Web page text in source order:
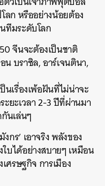
ลก หรืออย่างน้อยต้อง
ทีมระดับโลก
จีนจะต้องเป็นชาติ
บราซิล, อาร์เจนตินา,
นเรื่องเพ้อฝันที่ไม่น่าจะ
ยะเวลา 2-3 ปีที่ผ่านมา
นเล่นๆ
กร’ เอาจริง พลังของ
บได้อย่างสบายๆ เหมือน
ศรษฐกิจ การเมือง